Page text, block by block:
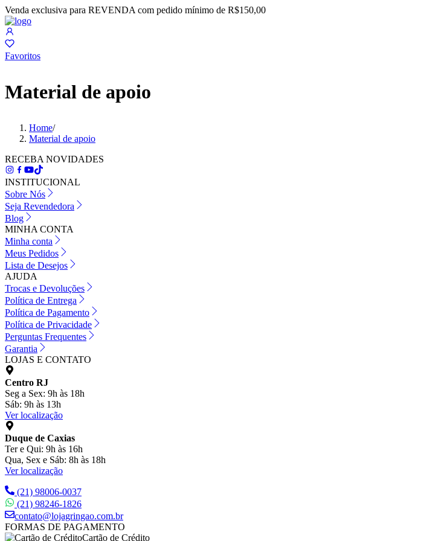
Venda exclusiva para REVENDA com pedido mínimo de R$150,00
Favoritos
Material de apoio
Home/
Material de apoio
RECEBA NOVIDADES
INSTITUCIONAL
Sobre Nós
Seja Revendedora
Blog
MINHA CONTA
Minha conta
Meus Pedidos
Lista de Desejos
AJUDA
Trocas e Devoluções
Política de Entrega
Política de Pagamento
Política de Privacidade
Perguntas Frequentes
Garantia
LOJAS E CONTATO
Centro RJ
Seg a Sex: 9h às 18h
Sáb: 9h às 13h
Ver localização
Duque de Caxias
Ter e Qui: 9h às 16h
Qua, Sex e Sáb: 8h às 18h
Ver localização
(21) 98006-0037
(21) 98246-1826
contato@lojagringao.com.br
FORMAS DE PAGAMENTO
Cartão de Crédito